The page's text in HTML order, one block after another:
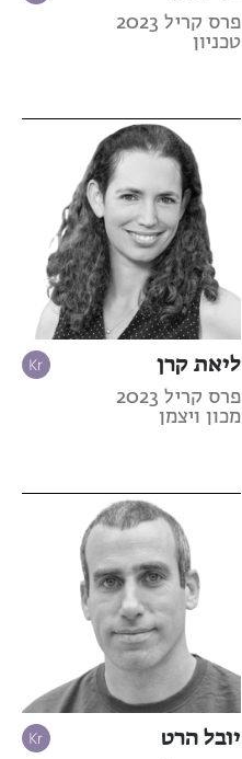
פרס קריל 2023
טכניון
ליאת קרן
פרס קריל 2023
מכון ויצמן
יובל הרט